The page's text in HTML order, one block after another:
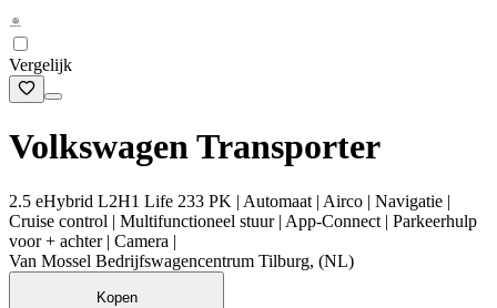
Vergelijk
Volkswagen Transporter
2.5 eHybrid L2H1 Life 233 PK | Automaat | Airco | Navigatie |
Cruise control | Multifunctioneel stuur | App-Connect | Parkeerhulp
voor + achter | Camera |
Van Mossel Bedrijfswagencentrum Tilburg, (NL)
Kopen